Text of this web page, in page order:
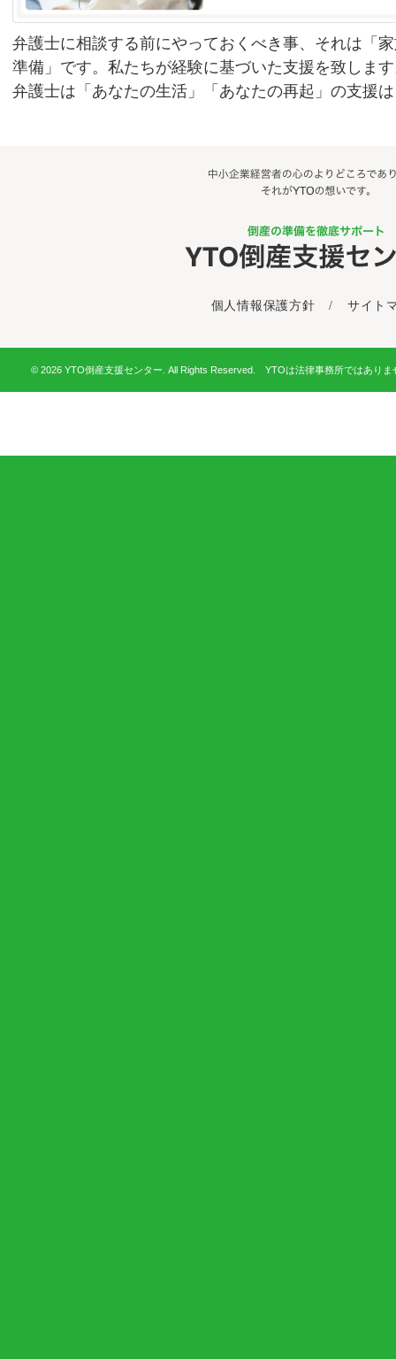
弁護士に相談する前にやっておくべき事、それは「
準備」です。私たちが経験に基づいた支援を致しま
弁護士は「あなたの生活」「あなたの再起」の支援
個人情報保護方針 / サイト
© 2026 YTO倒産支援センター. All Rights Reserved. YTOは法律事務所ではありま